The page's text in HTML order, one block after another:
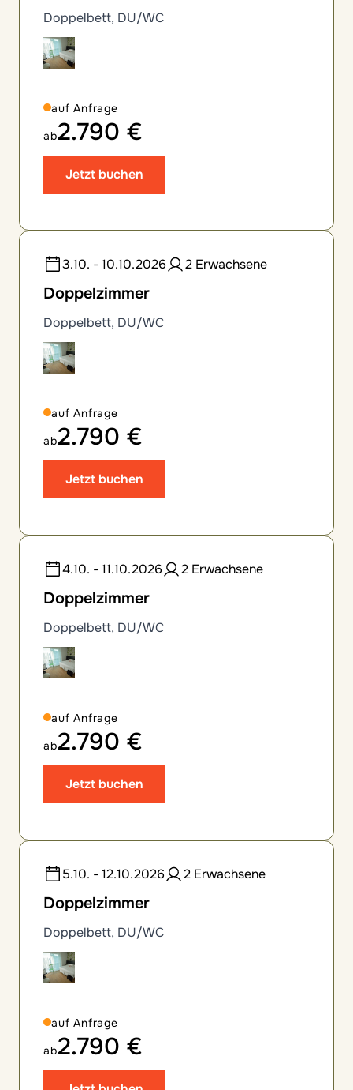
Doppelbett, DU/WC
auf Anfrage
ab2.790 €
Jetzt buchen
3.10. - 10.10.2026 2 Erwachsene
Doppelzimmer
Doppelbett, DU/WC
auf Anfrage
ab2.790 €
Jetzt buchen
4.10. - 11.10.2026 2 Erwachsene
Doppelzimmer
Doppelbett, DU/WC
auf Anfrage
ab2.790 €
Jetzt buchen
5.10. - 12.10.2026 2 Erwachsene
Doppelzimmer
Doppelbett, DU/WC
auf Anfrage
ab2.790 €